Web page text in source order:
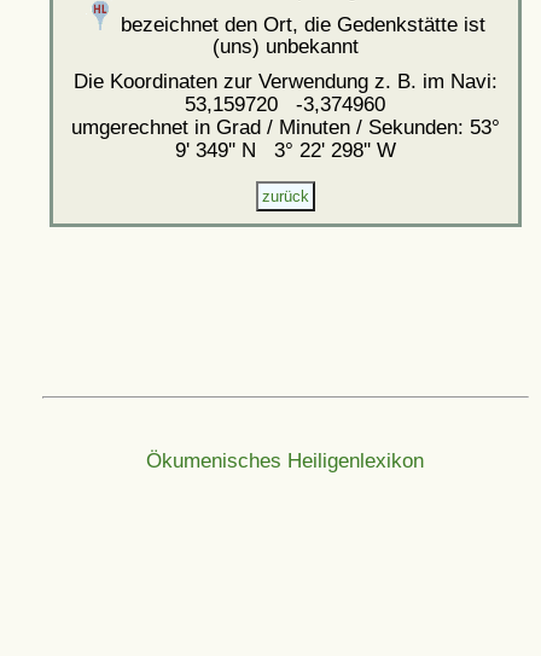
bezeichnet den Ort, die Gedenkstätte ist
(uns) unbekannt
Die Koordinaten zur Verwendung z. B. im Navi:
53,159720 -3,374960
umgerechnet in Grad / Minuten / Sekunden: 53°
9' 349'' N 3° 22' 298'' W
Ökumenisches Heiligenlexikon